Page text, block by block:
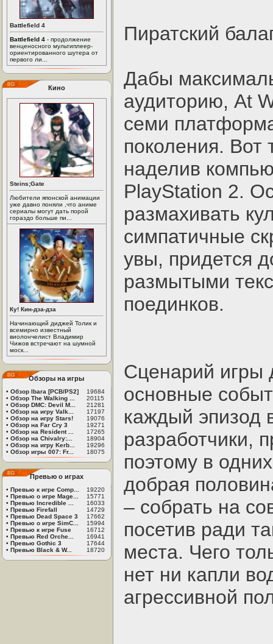
Battlefield 4
Battlefield 4 - продолжение
венценосного мультиплеер-
ориентированного шутера от
первого ли...
Кино
Steins;Gate
Любители японской анимации
уже давно поняли ,что аниме
сериалы могут дать порой
гораздо больше пи...
Ку! Кин-дза-дза
Начинающий диджей Толик и
всемирно известный
виолончелист Владимир
Чижов встречают на шумной
моск...
Обзоры на игры
• Обзор Ibara [PCB/PS2]
19684
• Обзор The Walking ...
20115
• Обзор DMC: Devil M...
21281
• Обзор на игру Valk...
17197
• Обзор на игру Stars!
19076
• Обзор на Far Cry 3
19271
• Обзор на Resident ...
17265
• Обзор на Chivalry:...
18904
• Обзор на игру Kerb...
19296
• Обзор игры 007: Fr... 18075
Превью о играх
• Превью к игре Comp...
19220
• Превью о игре Mage...
15771
• Превью Incredible ...
16033
• Превью Firefall
14729
• Превью Dead Space 3
17662
• Превью о игре SimC...
15994
• Превью к игре Fuse
16712
• Превью Red Orche...
16941
• Превью Gothic 3
17644
• Превью Black & W... 18720
Пиратский
Дабы
аудиторию, At
семи
поколения. Вот
наделив
PlayStation 2.
размахивать
симпатичные
увы, придется
размытыми
поединков.
Сценарий игры
основные
каждый эпизод
разработчики,
поэтому в
добрая
– собрать на
посетив ради
места. Чего
нет ни капли
агрессивной